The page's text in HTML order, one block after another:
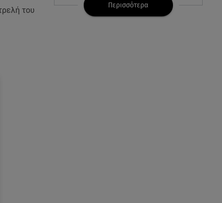
07.08.26 , 09:38
Περισσότερα
του